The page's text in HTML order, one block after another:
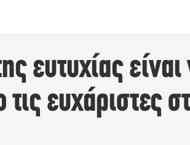
ευτυχίας
τις ευχάριστες